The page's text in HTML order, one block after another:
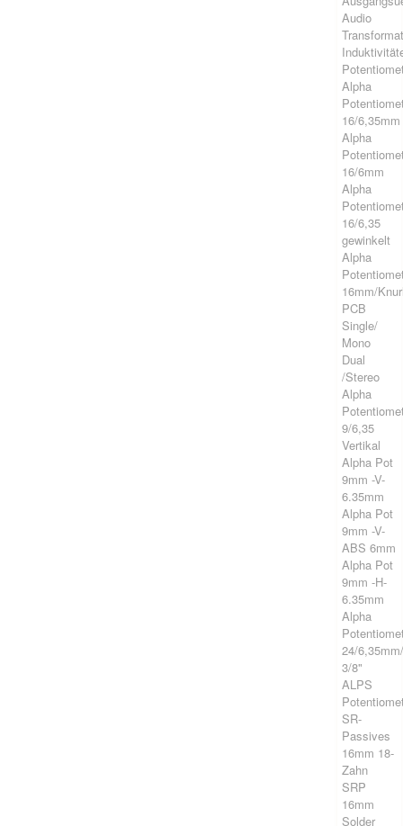
Audio
Alpha
16/6,35mm
Alpha
16/6mm
Alpha
16/6,35
gewinkelt
Alpha
16mm/
PCB
Single/
Mono
Dual
/Stereo
Alpha
9/6,35
Vertikal
Alpha Pot
9mm -V-
6.35mm
Alpha Pot
9mm -V-
ABS 6mm
Alpha Pot
9mm -H-
6.35mm
Alpha
24/
3/8"
ALPS
SR-
Passives
16mm 18-
Zahn
SRP
16mm
Solder